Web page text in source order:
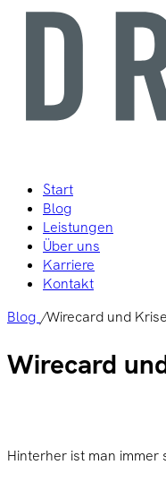
Start
Blog
Leistungen
Über uns
Karriere
Kontakt
Blog /Wirecard und
Wirecard
Hinterher ist man immer